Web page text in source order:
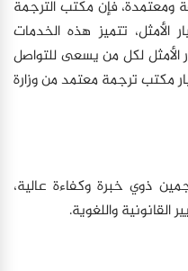
فإن مكتب الترجمة
الأمثل، تتميز هذه الخدمات
الأمثل لكل من يسعى للتواصل
مكتب ترجمة معتمد من وزارة
ذوي خبرة وكفاءة عالية،
القانونية واللغوية.